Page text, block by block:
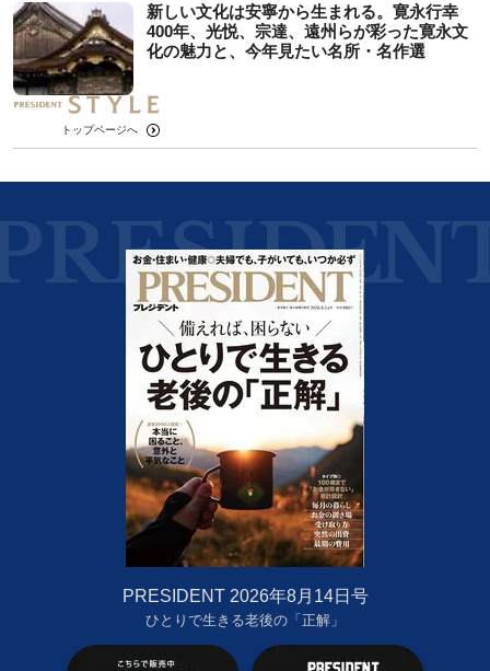
新しい文化は安寧から生まれる。寛永行幸
400年、光悦、宗達、遠州らが彩った寛永文
化の魅力と、今年見たい名所・名作選
トップページへ
PRESIDENT 2026年8月14日号
ひとりで生きる老後の「正解」